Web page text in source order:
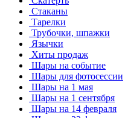
Стаканы
Тарелки
Трубочки, шпажки
Язычки
Хиты продаж
Шары на событие
Шары для фотосессии
Шары на 1 мая
Шары на 1 сентября
Шары на 14 февраля